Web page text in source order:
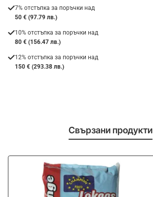
7% отстъпка за поръчки над
50 € (97.79 лв.)
10% отстъпка за поръчки над
80 € (156.47 лв.)
12% отстъпка за поръчки над
150 € (293.38 лв.)
Свързани продукти